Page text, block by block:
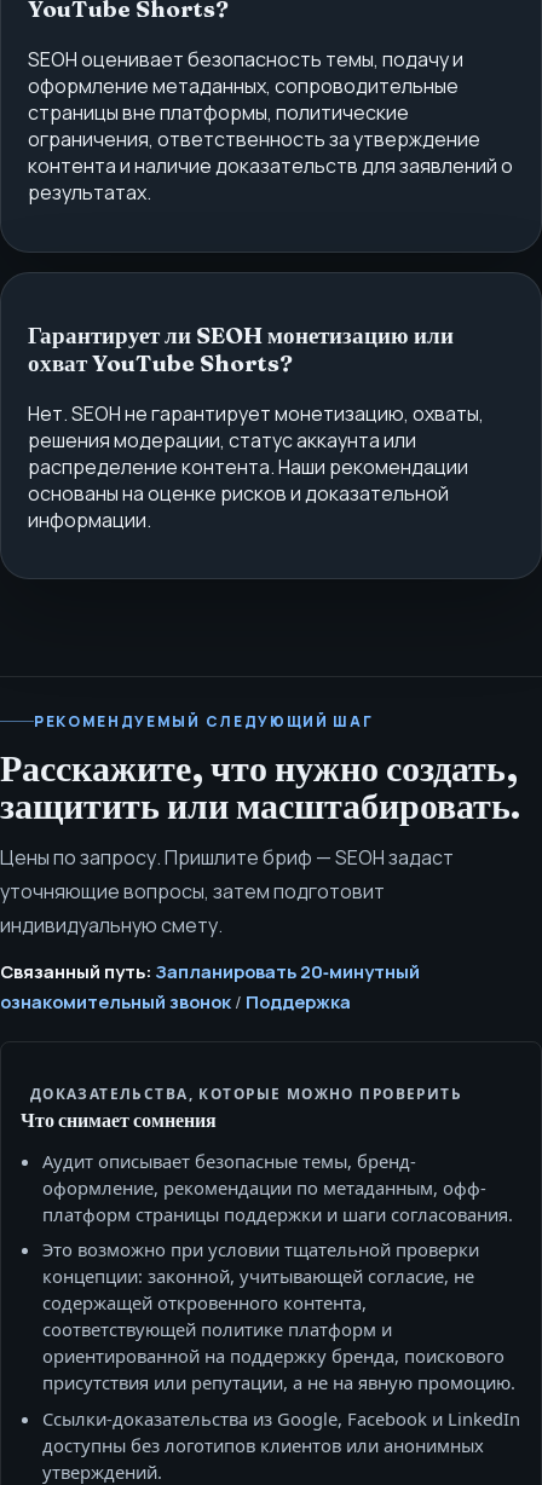
YouTube Shorts?
SEOH оценивает безопасность темы, подачу и
оформление метаданных, сопроводительные
страницы вне платформы, политические
ограничения, ответственность за утверждение
контента и наличие доказательств для заявлений о
результатах.
Гарантирует ли SEOH монетизацию или
охват YouTube Shorts?
Нет. SEOH не гарантирует монетизацию, охваты,
решения модерации, статус аккаунта или
распределение контента. Наши рекомендации
основаны на оценке рисков и доказательной
информации.
РЕКОМЕНДУЕМЫЙ СЛЕДУЮЩИЙ ШАГ
Расскажите, что нужно создать,
защитить или масштабировать.
Цены по запросу. Пришлите бриф — SEOH задаст
уточняющие вопросы, затем подготовит
индивидуальную смету.
Связанный путь: Запланировать 20‑минутный
ознакомительный звонок / Поддержка
ДОКАЗАТЕЛЬСТВА, КОТОРЫЕ МОЖНО ПРОВЕРИТЬ
Что снимает сомнения
Аудит описывает безопасные темы, бренд-
оформление, рекомендации по метаданным, офф-
платформ страницы поддержки и шаги согласования.
Это возможно при условии тщательной проверки
концепции: законной, учитывающей согласие, не
содержащей откровенного контента,
соответствующей политике платформ и
ориентированной на поддержку бренда, поискового
присутствия или репутации, а не на явную промоцию.
Ссылки‑доказательства из Google, Facebook и LinkedIn
доступны без логотипов клиентов или анонимных
утверждений.